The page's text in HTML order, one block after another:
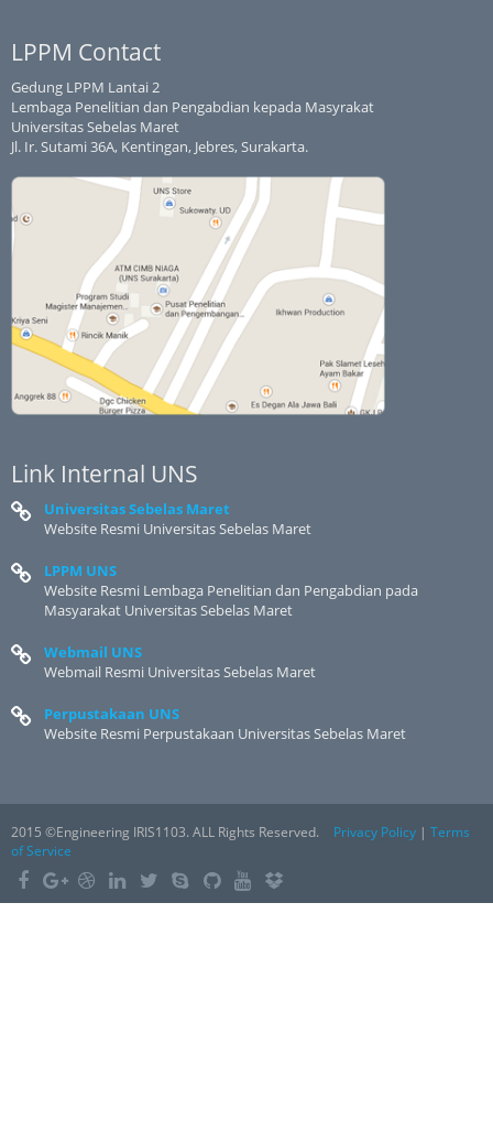
LPPM Contact
Gedung LPPM Lantai 2
Lembaga Penelitian dan Pengabdian kepada Masyrakat
Universitas Sebelas Maret
Jl. Ir. Sutami 36A, Kentingan, Jebres, Surakarta.
Link Internal UNS
Universitas Sebelas Maret
Website Resmi Universitas Sebelas Maret
LPPM UNS
Website Resmi Lembaga Penelitian dan Pengabdian pada
Masyarakat Universitas Sebelas Maret
Webmail UNS
Webmail Resmi Universitas Sebelas Maret
Perpustakaan UNS
Website Resmi Perpustakaan Universitas Sebelas Maret
2015 ©Engineering IRIS1103. ALL Rights Reserved. Privacy Policy | Terms
of Service